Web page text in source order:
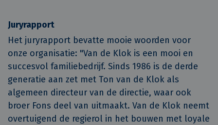
Juryrapport
Het juryrapport bevatte mooie woorden voor
onze organisatie: "Van de Klok is een mooi en
succesvol familiebedrijf. Sinds 1986 is de derde
generatie aan zet met Ton van de Klok als
algemeen directeur van de directie, waar ook
broer Fons deel van uitmaakt. Van de Klok neemt
overtuigend de regierol in het bouwen met loyale